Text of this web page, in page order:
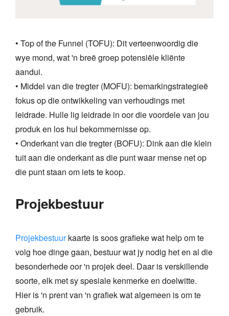
• Top of the Funnel (TOFU): Dit verteenwoordig die
wye mond, wat 'n breë groep potensiële kliënte
aandui.
• Middel van die tregter (MOFU): bemarkingstrategieë
fokus op die ontwikkeling van verhoudings met
leidrade. Hulle lig leidrade in oor die voordele van jou
produk en los hul bekommernisse op.
• Onderkant van die tregter (BOFU): Dink aan die klein
tuit aan die onderkant as die punt waar mense net op
die punt staan om iets te koop.
Projekbestuur
Projekbestuurkaarte is soos grafieke wat help om te
volg hoe dinge gaan, bestuur wat jy nodig het en al die
besonderhede oor 'n projek deel. Daar is verskillende
soorte, elk met sy spesiale kenmerke en doelwitte.
Hier is 'n prent van 'n grafiek wat algemeen is om te
gebruik.